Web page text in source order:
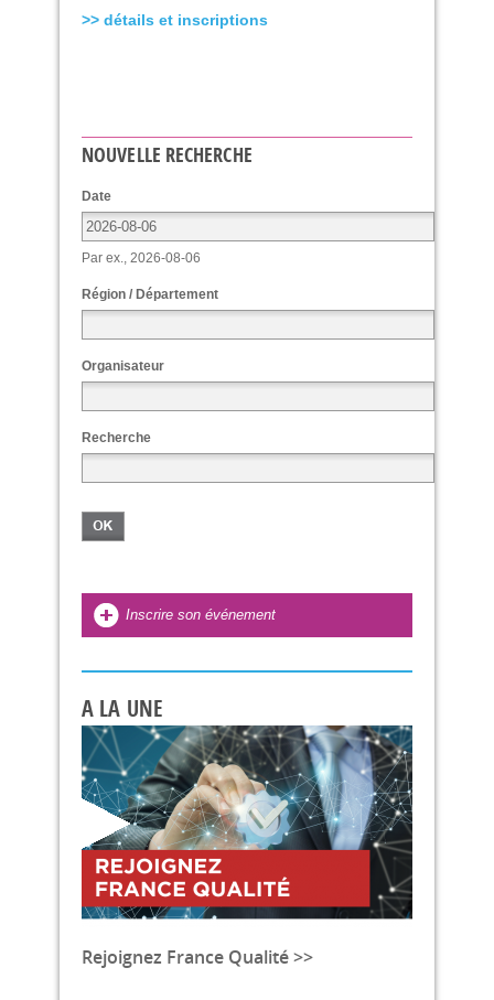
>> détails et inscriptions
NOUVELLE RECHERCHE
Date
Par ex., 2026-08-06
Région / Département
Organisateur
Recherche
Inscrire son événement
A LA UNE
Rejoignez France Qualité >>